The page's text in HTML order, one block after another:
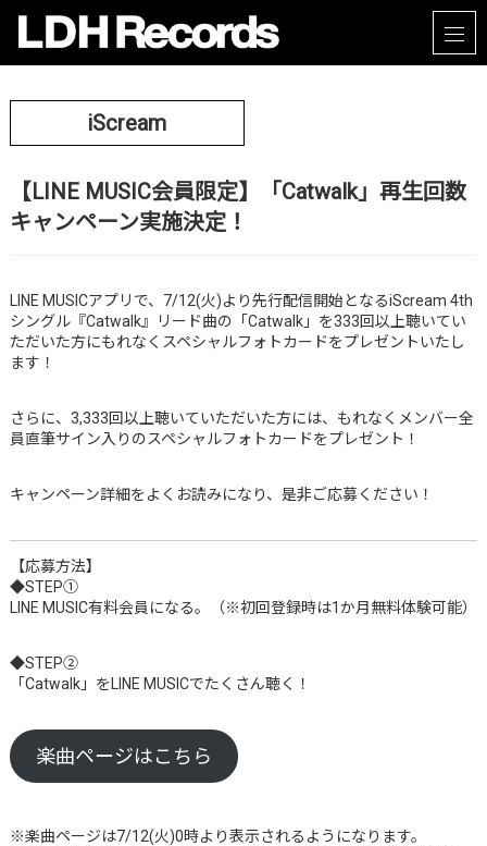
iScream
【LINE MUSIC会員限定】「Catwalk」再生回数
キャンペーン実施決定！
LINE MUSICアプリで、7/12(火)より先行配信開始となるiScream 4th
シングル『Catwalk』リード曲の「Catwalk」を333回以上聴いてい
ただいた方にもれなくスペシャルフォトカードをプレゼントいたし
ます！
さらに、3,333回以上聴いていただいた方には、もれなくメンバー全
員直筆サイン入りのスペシャルフォトカードをプレゼント！
キャンペーン詳細をよくお読みになり、是非ご応募ください！
【応募方法】
◆STEP①
LINE MUSIC有料会員になる。（※初回登録時は1か月無料体験可能）
◆STEP②
「Catwalk」をLINE MUSICでたくさん聴く！
楽曲ページはこちら
※楽曲ページは7/12(火)0時より表示されるようになります。